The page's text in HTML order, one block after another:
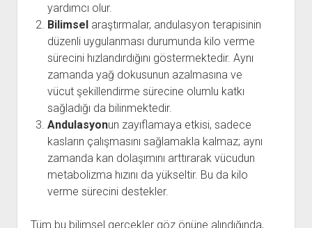
yardımcı olur.
Bilimselaraştırmalar, andulasyon terapisinin
düzenli uygulanması durumunda kilo verme
sürecini hızlandırdığını göstermektedir. Aynı
zamanda yağ dokusunun azalmasına ve
vücut şekillendirme sürecine olumlu katkı
sağladığı da bilinmektedir.
Andulasyonun zayıflamaya etkisi, sadece
kasların çalışmasını sağlamakla kalmaz; aynı
zamanda kan dolaşımını arttırarak vücudun
metabolizma hızını da yükseltir. Bu da kilo
verme sürecini destekler.
Tüm bu bilimsel gerçekler göz önüne alındığında,